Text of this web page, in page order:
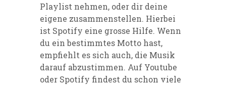
Playlist nehmen, oder dir deine
eigene zusammenstellen. Hierbei
ist Spotify eine grosse Hilfe. Wenn
du ein bestimmtes Motto hast,
empfiehlt es sich auch, die Musik
darauf abzustimmen. Auf Youtube
oder Spotify findest du schon viele